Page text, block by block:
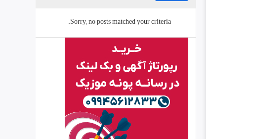
Sorry, no posts matched your criteria.